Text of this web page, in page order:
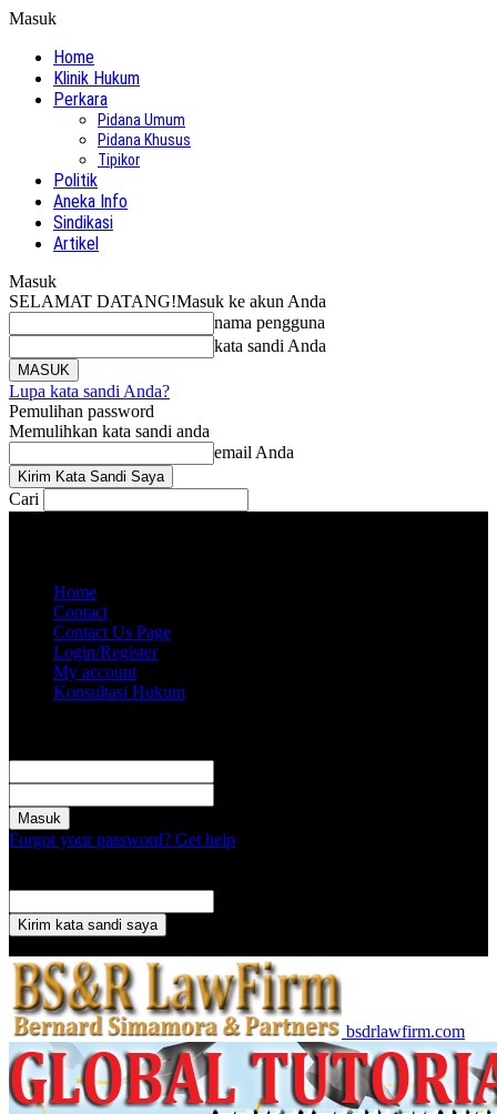
Masuk
Home
Klinik Hukum
Perkara
Pidana Umum
Pidana Khusus
Tipikor
Politik
Aneka Info
Sindikasi
Artikel
Masuk
SELAMAT DATANG!Masuk ke akun Anda
nama pengguna
kata sandi Anda
Lupa kata sandi Anda?
Pemulihan password
Memulihkan kata sandi anda
email Anda
Cari
Home
Contact
Contact Us Page
Login/Register
My account
Konsultasi Hukum
Forgot your password? Get help
bsdrlawfirm.com